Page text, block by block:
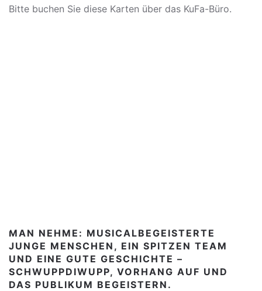
Bitte buchen Sie diese Karten über das KuFa-Büro.
MAN NEHME: MUSICALBEGEISTERTE
JUNGE MENSCHEN, EIN SPITZEN TEAM
UND EINE GUTE GESCHICHTE –
SCHWUPPDIWUPP, VORHANG AUF UND
DAS PUBLIKUM BEGEISTERN.